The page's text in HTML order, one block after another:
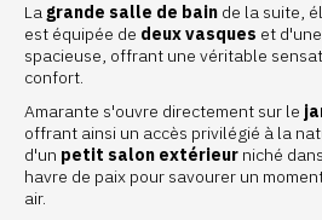
La grande salle de bain de la suite,
est équipée de deux vasques et d'une
spacieuse, offrant une véritable
confort.
Amarante s'ouvre directement sur le
offrant ainsi un accès privilégié à la
d'un petit salon extérieur niché
havre de paix pour savourer un
air.